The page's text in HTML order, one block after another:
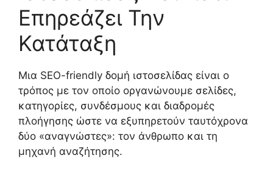
Επηρεάζει Την
Κατάταξη
Μια SEO-friendly δομή ιστοσελίδας είναι ο
τρόπος με τον οποίο οργανώνουμε σελίδες,
κατηγορίες, συνδέσμους και διαδρομές
πλοήγησης ώστε να εξυπηρετούν ταυτόχρονα
δύο «αναγνώστες»: τον άνθρωπο και τη
μηχανή αναζήτησης.